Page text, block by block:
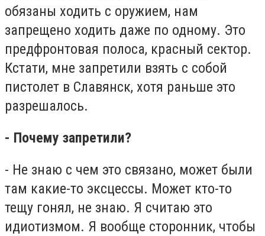
обязаны ходить с оружием, нам
запрещено ходить даже по одному. Это
предфронтовая полоса, красный сектор.
Кстати, мне запретили взять с собой
пистолет в Славянск, хотя раньше это
разрешалось.
- Почему запретили?
- Не знаю с чем это связано, может были
там какие-то эксцессы. Может кто-то
тещу гонял, не знаю. Я считаю это
идиотизмом. Я вообще сторонник, чтобы